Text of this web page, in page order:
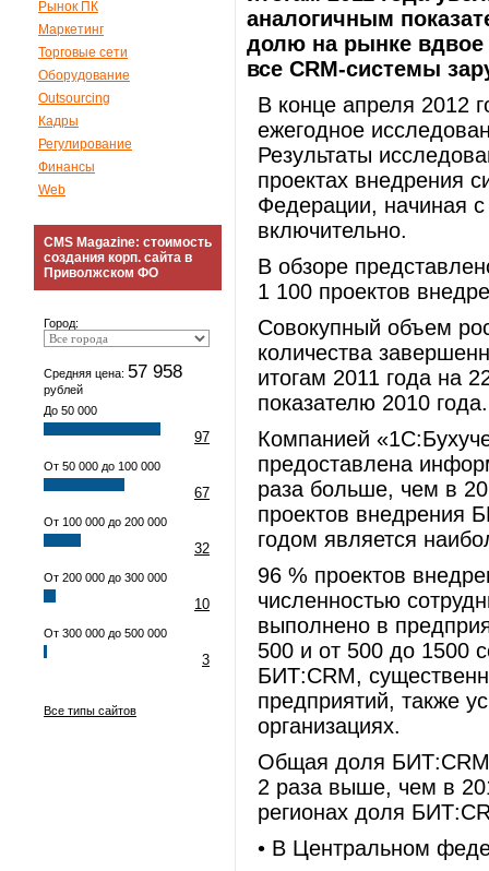
Рынок ПК
Маркетинг
Торговые сети
Оборудование
Outsourcing
Кадры
Регулирование
Финансы
Web
CMS Magazine: стоимость
создания корп. сайта в
Приволжском ФО
Город:
Средняя цена: 57 958
рублей
До 50 000
97
От 50 000 до 100 000
67
От 100 000 до 200 000
32
От 200 000 до 300 000
10
От 300 000 до 500 000
3
Все типы сайтов
аналогичным
долю на рынке вдвое
все CRM-системы
В конце апреля 2012
ежегодное
Результаты
проектах внедрения
Федерации, начиная
включительно.
В обзоре
1 100 проектов
Совокупный объем
количества
итогам 2011 года на
показателю 2010 года.
Компанией
предоставлена
раза больше, чем в
проектов внедрения
годом является
96 % проектов
численностью
выполнено в
500 и от 500 до 1500
БИТ:CRM,
предприятий, также
организациях.
Общая доля БИТ:CRM
2 раза выше, чем в
регионах доля
• В Центральном